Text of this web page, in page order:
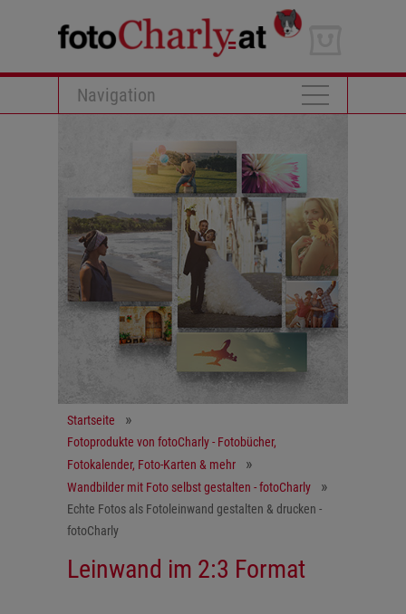
Navigation
Startseite
Fotoprodukte von fotoCharly - Fotobücher,
Fotokalender, Foto-Karten & mehr
Wandbilder mit Foto selbst gestalten - fotoCharly
Echte Fotos als Fotoleinwand gestalten & drucken -
fotoCharly
Leinwand im 2:3 Format